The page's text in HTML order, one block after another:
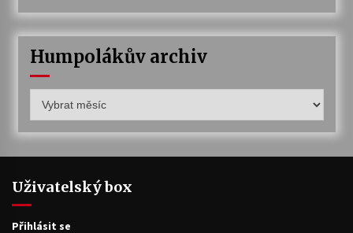
Humpolákův archiv
archiv
Uživatelský box
Přihlásit se